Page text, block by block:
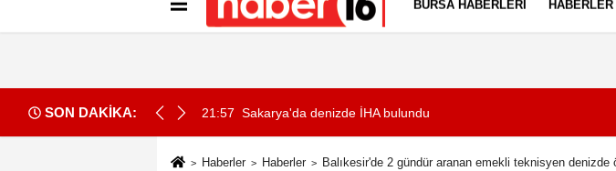
İletişim Gizlilik İlkeleri
BURSA HABERLERI HABERLER
SON DAKİKA:
kazandıran suç örgütüne operasyon: 32 tutuklama
21:57 Sakarya'da denizde İHA bulundu
Haberler Haberler Balıkesir'de 2 gündür aranan emekli teknisyen denizde